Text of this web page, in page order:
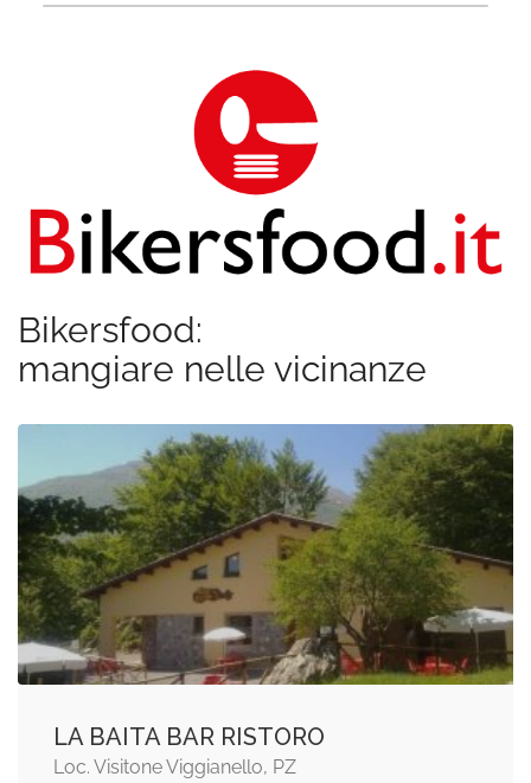
Bikersfood:
mangiare nelle vicinanze
LA BAITA BAR RISTORO
Loc. Visitone Viggianello, PZ